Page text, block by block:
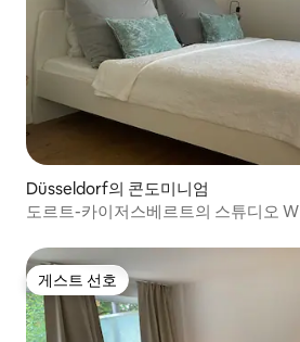
Düsseldorf의 콘도미니엄
도르트-카이저스베르트의 스튜디오 W
게스트 선호
게스트 선호